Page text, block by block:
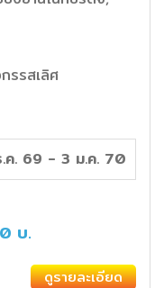
รรสเลิศ
ค. 69 - 3 ม.ค. 70
บ.
ดูรายละเอียด